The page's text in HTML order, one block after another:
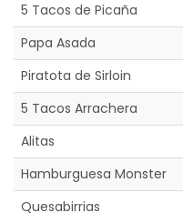
5 Tacos de Picaña
Papa Asada
Piratota de Sirloin
5 Tacos Arrachera
Alitas
Hamburguesa Monster
Quesabirrias